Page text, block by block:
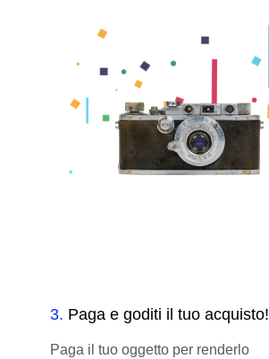
3. Paga e goditi il tuo acquisto!
Paga il tuo oggetto per renderlo